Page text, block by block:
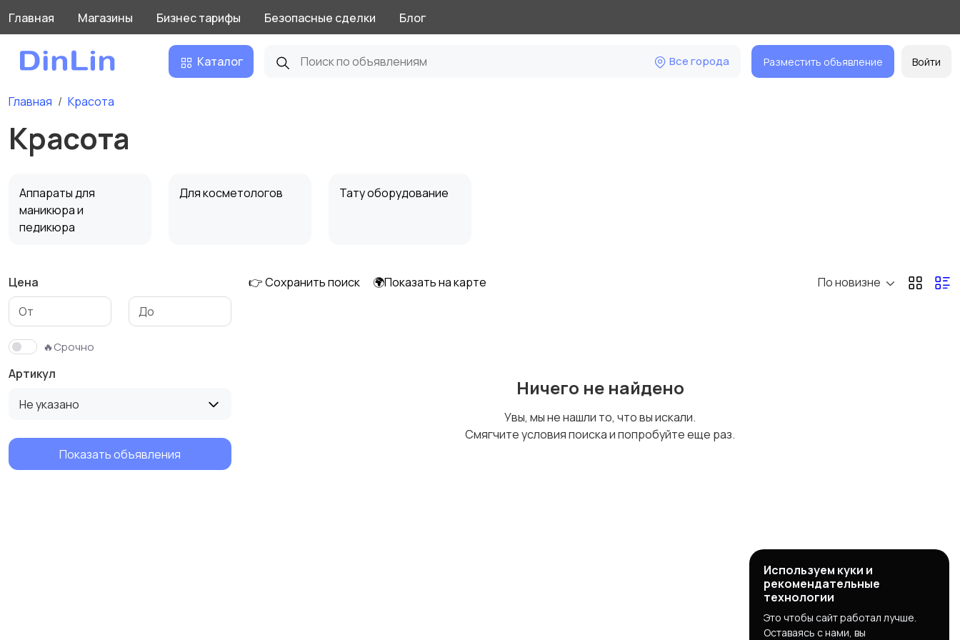
Главная Магазины Бизнес тарифы Безопасные сделки Блог
Каталог Все города Разместить объявление Войти
Главная Красота
Красота
Аппараты для
маникюра и
педикюра
Для косметологов Тату оборудование
Цена
🔥Срочно
Артикул
Не указано
Показать объявления
👉 Сохранить поиск 🌍Показать на карте По новизне
Ничего не найдено
Увы, мы не нашли то, что вы искали.
Смягчите условия поиска и попробуйте еще раз.
Используем куки и
рекомендательные
технологии
Это чтобы сайт работал лучше.
Оставаясь с нами, вы